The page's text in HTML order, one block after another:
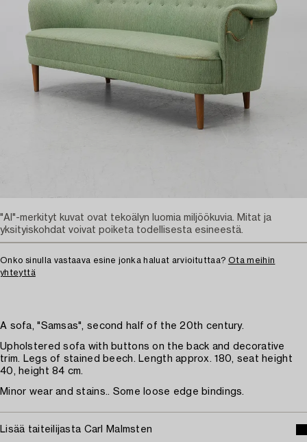
Onko sinulla vastaava esine jonka haluat arvioituttaa? Ota meihin
yhteyttä
A sofa, "Samsas", second half of the 20th century.
Upholstered sofa with buttons on the back and decorative
trim. Legs of stained beech. Length approx. 180, seat height
40, height 84 cm.
Minor wear and stains.. Some loose edge bindings.
Lisää taiteilijasta Carl Malmsten
"AI"-merkityt kuvat ovat tekoälyn luomia miljöökuvia. Mitat ja
yksityiskohdat voivat poiketa todellisesta esineestä.